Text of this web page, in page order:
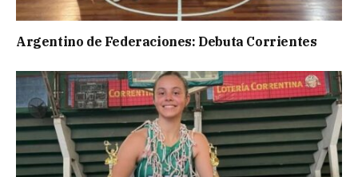
Argentino de Federaciones: Debuta Corrientes